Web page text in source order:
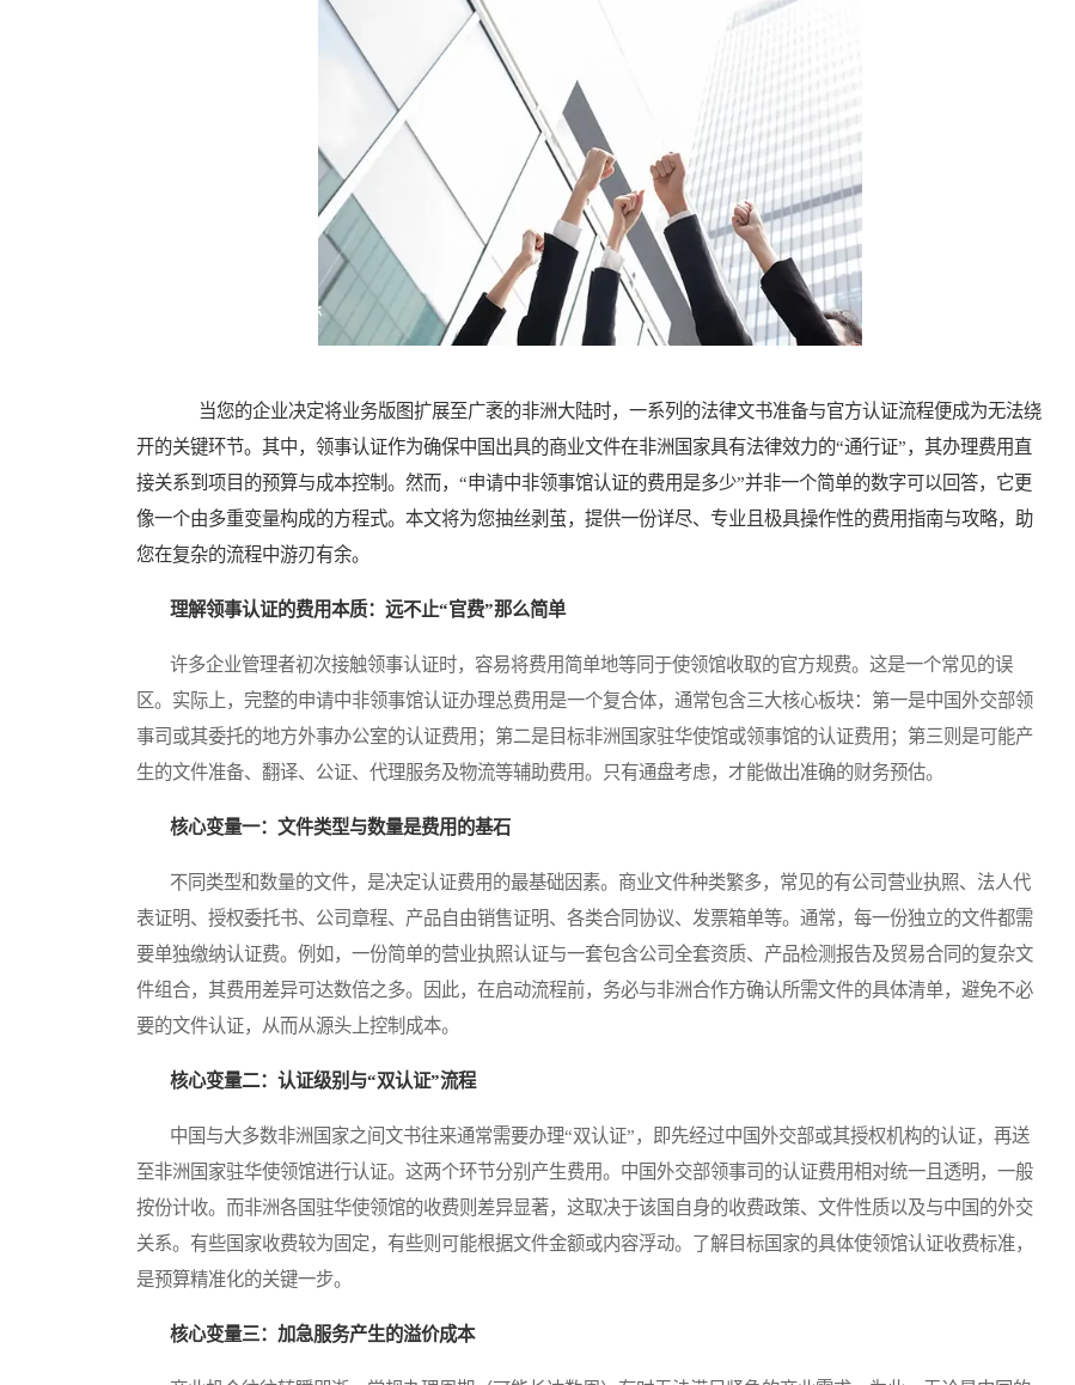
当您的企业决定将业务版图扩展至广袤的非洲大陆时，一系列的法律文书准备与官方认证流程便成为无法绕
开的关键环节。其中，领事认证作为确保中国出具的商业文件在非洲国家具有法律效力的“通行证”，其办理费用直
接关系到项目的预算与成本控制。然而，“申请中非领事馆认证的费用是多少”并非一个简单的数字可以回答，它更
像一个由多重变量构成的方程式。本文将为您抽丝剥茧，提供一份详尽、专业且极具操作性的费用指南与攻略，助
您在复杂的流程中游刃有余。
理解领事认证的费用本质：远不止“官费”那么简单
许多企业管理者初次接触领事认证时，容易将费用简单地等同于使领馆收取的官方规费。这是一个常见的误
区。实际上，完整的申请中非领事馆认证办理总费用是一个复合体，通常包含三大核心板块：第一是中国外交部领
事司或其委托的地方外事办公室的认证费用；第二是目标非洲国家驻华使馆或领事馆的认证费用；第三则是可能产
生的文件准备、翻译、公证、代理服务及物流等辅助费用。只有通盘考虑，才能做出准确的财务预估。
核心变量一：文件类型与数量是费用的基石
不同类型和数量的文件，是决定认证费用的最基础因素。商业文件种类繁多，常见的有公司营业执照、法人代
表证明、授权委托书、公司章程、产品自由销售证明、各类合同协议、发票箱单等。通常，每一份独立的文件都需
要单独缴纳认证费。例如，一份简单的营业执照认证与一套包含公司全套资质、产品检测报告及贸易合同的复杂文
件组合，其费用差异可达数倍之多。因此，在启动流程前，务必与非洲合作方确认所需文件的具体清单，避免不必
要的文件认证，从而从源头上控制成本。
核心变量二：认证级别与“双认证”流程
中国与大多数非洲国家之间文书往来通常需要办理“双认证”，即先经过中国外交部或其授权机构的认证，再送
至非洲国家驻华使领馆进行认证。这两个环节分别产生费用。中国外交部领事司的认证费用相对统一且透明，一般
按份计收。而非洲各国驻华使领馆的收费则差异显著，这取决于该国自身的收费政策、文件性质以及与中国的外交
关系。有些国家收费较为固定，有些则可能根据文件金额或内容浮动。了解目标国家的具体使领馆认证收费标准，
是预算精准化的关键一步。
核心变量三：加急服务产生的溢价成本